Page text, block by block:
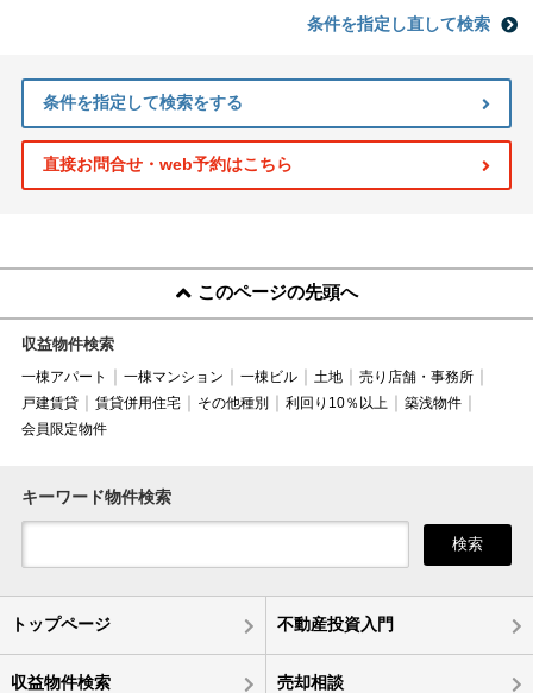
条件を指定し直して検索
条件を指定して検索をする
直接お問合せ・web予約はこちら
このページの先頭へ
収益物件検索
一棟アパート 一棟マンション 一棟ビル 土地
売り店舗・事務所
戸建賃貸
賃貸併用住宅 その他種別 利回り10％以上
築浅物件
会員限定物件
キーワード物件検索
検索
トップページ 不動産投資入門
収益物件検索 売却相談